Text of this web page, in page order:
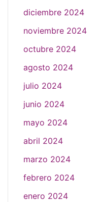
diciembre 2024
noviembre 2024
octubre 2024
agosto 2024
julio 2024
junio 2024
mayo 2024
abril 2024
marzo 2024
febrero 2024
enero 2024